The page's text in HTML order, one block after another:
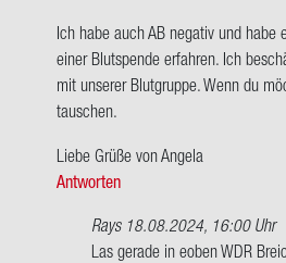
auf
Ich
habe
AB
Ne­
ga­
macht…
Ich habe auch AB ne­ga­tiv und habe
einer Blut­spen­de er­fah­ren. Ich
mit un­se­rer Blut­grup­pe. Wenn du
tau­schen.
Liebe Grüße von An­ge­la
Antworten
Rays18.08.2024, 16:00 Uhr
Ant­
Las ge­ra­de in eoben WDR